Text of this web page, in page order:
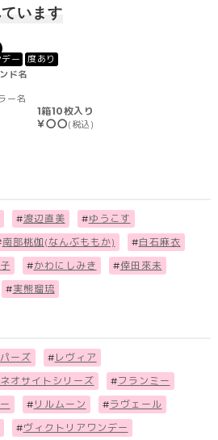
います
ー
度あり
ド名
ー名
1箱10枚入り
￥〇〇(税込)
#渡辺直美 #ゆうこす
南部桃伽(なんぶももか) #白石麻衣
#かわにしみき #倖田來未
#実熊瑠琉
ーズ # レヴィア
ネオサイトシリーズ #フランミー
# リルムーン #ラヴェール
#ヴィクトリアワンデー